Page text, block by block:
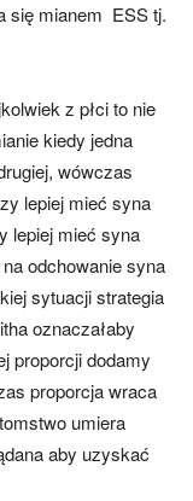
się mianem ESS tj.
z płci to nie
kiedy jedna
wówczas
lepiej mieć syna
lepiej mieć syna
odchowanie syna
sytuacji strategia
oznaczałaby
proporcji dodamy
proporcja wraca
umiera
aby uzyskać